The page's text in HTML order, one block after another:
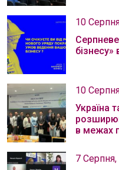
10
бізнесу»
10
Україна
в межах
7 Серпня,